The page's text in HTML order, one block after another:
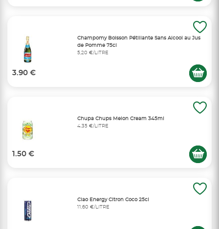
Champomy Boisson Pétillante Sans Alcool au Jus
de Pomme 75cl
5,20 €/LITRE
3.90 €
Chupa Chups Melon Cream 345ml
4,35 €/LITRE
1.50 €
Ciao Energy Citron Coco 25cl
11,60 €/LITRE